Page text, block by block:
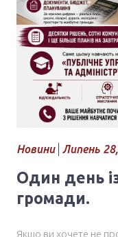
Новини Липень 28,
Один день